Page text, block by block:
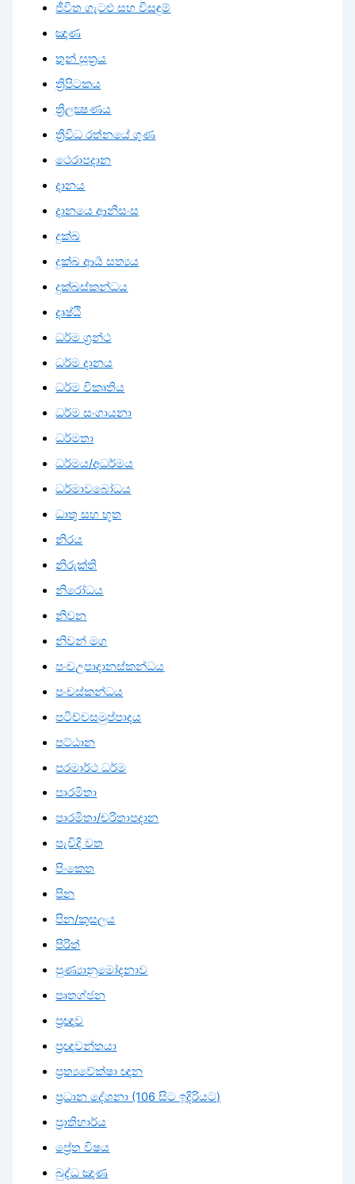
ජීවිත ගැටළු සහ විසඳුම්
ඤාණ
තුන් සූත්‍රය
ත්‍රිපිටකය
ත්‍රිලක්‍ෂණය
ත්‍රිවිධ රත්නයේ ගුණ
ථෙරාපදාන
දානය
දානයෙ ආනිසංස
දුක්ඛ
දුක්ඛ ආර්‍ය සත්‍යය
දුක්ඛස්කන්ධය
දෘෂ්ඨි
ධර්ම ග්‍රන්ථ
ධර්ම දානය
ධර්ම විකෘතිය
ධර්ම සංගායනා
ධර්මතා
ධර්මය/අධර්මය
ධර්මාවබෝධය
ධාතු සහ භූත
නිරය
නිරුක්ති
නිරෝධය
නිවන
නිවන් මග
පංචඋපාදානස්කන්ධය
පංචස්කන්ධය
පටිච්චසමුප්පාදය
පට්ඨාන
පරමාර්ථ ධර්ම
පාරමිතා
පාරමිතා/චරිතාපදාන
පැවිදි වත
පිංකෙත
පින
පින/කුසලය
පිරිත්
පුණ්‍යානුමෝදනාව
පෘතග්ජන
ප්‍රඥාව
ප්‍රඥාවන්තයා
ප්‍රත්‍යවේක්ෂා ඥාන
ප්‍රධාන දේශනා (106 සිට ඉදිරියට)
ප්‍රාතිහාර්ය
ප්‍රේත විෂය
බුද්ධ ඤාණ